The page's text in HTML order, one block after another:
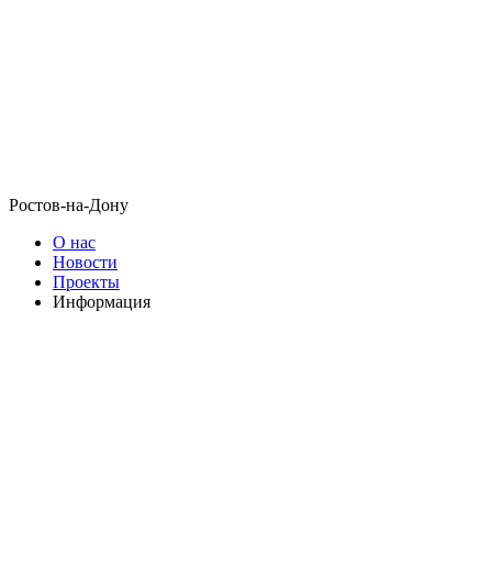
Ростов-на-Дону
О нас
Новости
Проекты
Информация